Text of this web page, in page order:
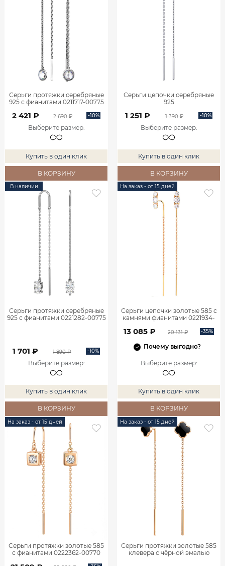
Серьги протяжки серебряные
925 с фианитами 0211717-00775
2 421 ₽ 2 690 ₽ -10%
Выберите размер:
Купить в один клик
В КОРЗИНУ
Серьги цепочки серебряные
925
1 251 ₽ 1 390 ₽ -10%
Выберите размер:
Купить в один клик
В КОРЗИНУ
В наличии
Серьги протяжки серебряные
925 с фианитами 0221282-00775
1 701 ₽ 1 890 ₽ -10%
Выберите размер:
Купить в один клик
В КОРЗИНУ
На заказ - от 15 дней
Серьги цепочки золотые 585 с
камнями фианитами 0221934-
13 085 ₽ 20 131 ₽ -35%
Почему выгодно?
Выберите размер:
Купить в один клик
В КОРЗИНУ
На заказ - от 15 дней
Серьги протяжки золотые 585
с фианитами 0222362-00770
На заказ - от 15 дней
Серьги протяжки золотые 585
клевера с чёрной эмалью